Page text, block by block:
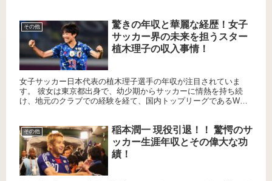
その他
驚きの年収と華麗な経歴！女子
サッカー界の未来を担うスター
植木理子の収入事情！
女子サッカー日本代表の植木理子選手の年収が注目されていま
す。 彼女は東京都出身で、幼少期からサッカーに情熱を持ち続
け、地元のクラブでの経験を経て、国内トップリーグであるWE
その他
稲本潤一 現役引退！！ 驚愕のサ
ッカー生涯年収とその偉大な功
績！